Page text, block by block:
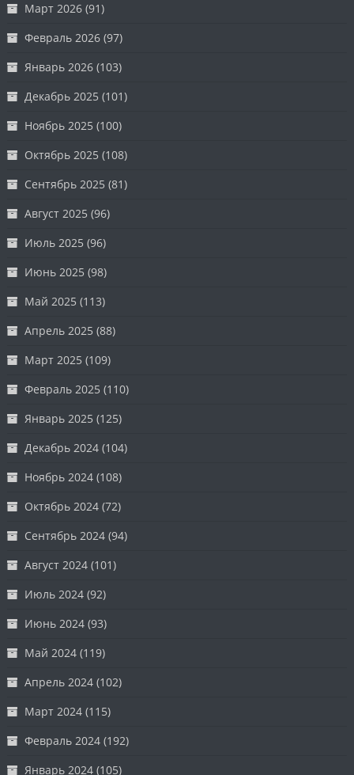
Март 2026 (91)
Февраль 2026 (97)
Январь 2026 (103)
Декабрь 2025 (101)
Ноябрь 2025 (100)
Октябрь 2025 (108)
Сентябрь 2025 (81)
Август 2025 (96)
Июль 2025 (96)
Июнь 2025 (98)
Май 2025 (113)
Апрель 2025 (88)
Март 2025 (109)
Февраль 2025 (110)
Январь 2025 (125)
Декабрь 2024 (104)
Ноябрь 2024 (108)
Октябрь 2024 (72)
Сентябрь 2024 (94)
Август 2024 (101)
Июль 2024 (92)
Июнь 2024 (93)
Май 2024 (119)
Апрель 2024 (102)
Март 2024 (115)
Февраль 2024 (192)
Январь 2024 (105)